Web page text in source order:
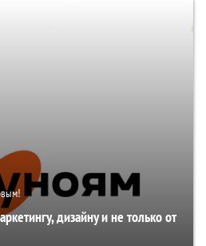
дизайну и не только от